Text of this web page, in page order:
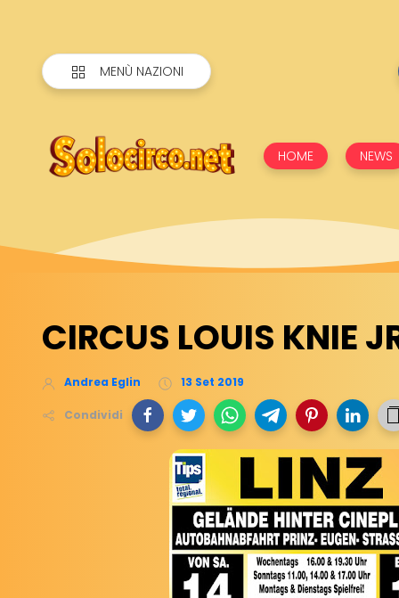
MENÙ NAZIONI
HOME NEWS
CIRCUS LOUIS KNIE
Andrea Eglin 13 Set 2019
Condividi